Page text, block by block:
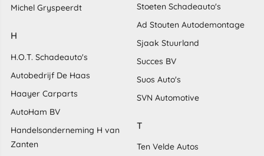
Michel Gryspeerdt
H
H.O.T. Schadeauto's
Autobedrijf De Haas
Haayer Carparts
AutoHam BV
Handelsonderneming H van
Zanten
Stoeten Schadeauto's
Ad Stouten Autodemontage
Sjaak Stuurland
Succes BV
Suos Auto's
SVN Automotive
T
Ten Velde Autos